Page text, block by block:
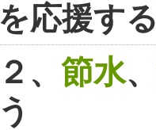
を応援する
２、 節水、
う